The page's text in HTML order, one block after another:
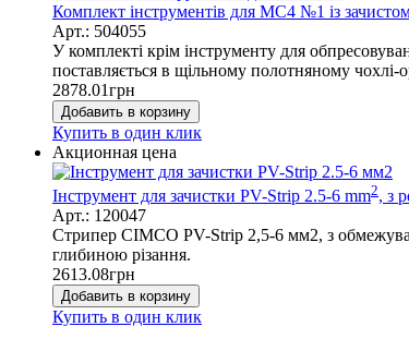
Комплект інструментів для MC4 №1 із
Арт.: 504055
У комплекті крім інструменту для
поставляється в щільному полотняному чохлі-
2878.01грн
Добавить в корзину
Купить в один клик
Акционная цена
Інструмент для зачистки PV-Strip 2.5-6 mm2, з
Арт.: 120047
Стрипер CIMCO PV-Strip 2,5-6 мм2, з
глибиною різання.
2613.08грн
Добавить в корзину
Купить в один клик